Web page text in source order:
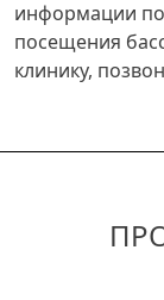
информации
посещения
клинику,